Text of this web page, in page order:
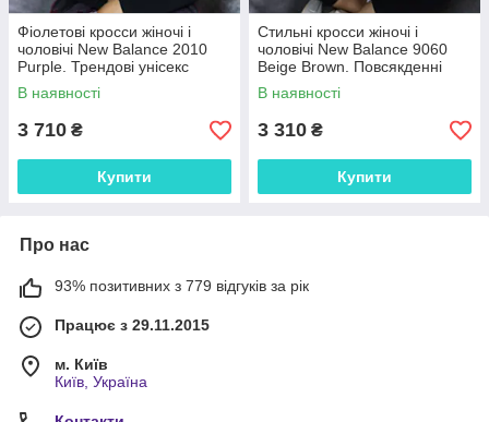
Фіолетові кросси жіночі і
чоловічі New Balance 2010
Purple. Трендові унісекс
кроссівки Нью Беленс 2010.
В наявності
3 710 ₴
Купити
Стильні кросси жіночі і
чоловічі New Balance 9060
Beige Brown. Повсякденні
унісекс кроссівки Нью Беленс
9060.
В наявності
3 310 ₴
Купити
Про нас
93% позитивних з 779 відгуків за рік
Працює з 29.11.2015
м. Київ
Київ, Україна